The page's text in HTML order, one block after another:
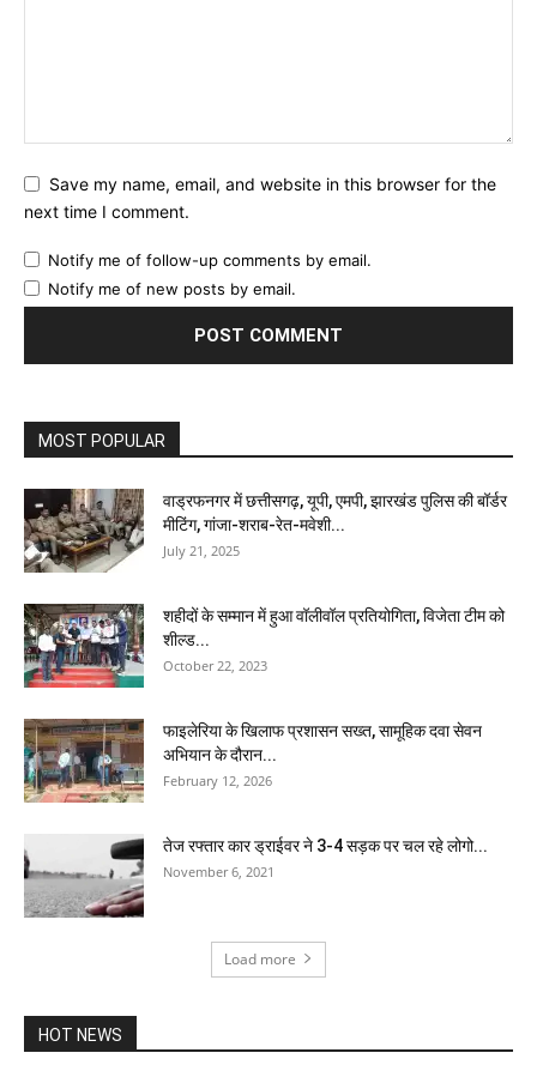
Save my name, email, and website in this browser for the
next time I comment.
Notify me of follow-up comments by email.
Notify me of new posts by email.
MOST POPULAR
वाड्रफनगर में छत्तीसगढ़, यूपी, एमपी, झारखंड पुलिस की बॉर्डर
मीटिंग, गांजा-शराब-रेत-मवेशी...
July 21, 2025
शहीदों के सम्मान में हुआ वॉलीवॉल प्रतियोगिता, विजेता टीम को
शील्ड...
October 22, 2023
फाइलेरिया के खिलाफ प्रशासन सख्त, सामूहिक दवा सेवन
अभियान के दौरान...
February 12, 2026
तेज रफ्तार कार ड्राईवर ने 3-4 सड़क पर चल रहे लोगो...
November 6, 2021
Load more
HOT NEWS